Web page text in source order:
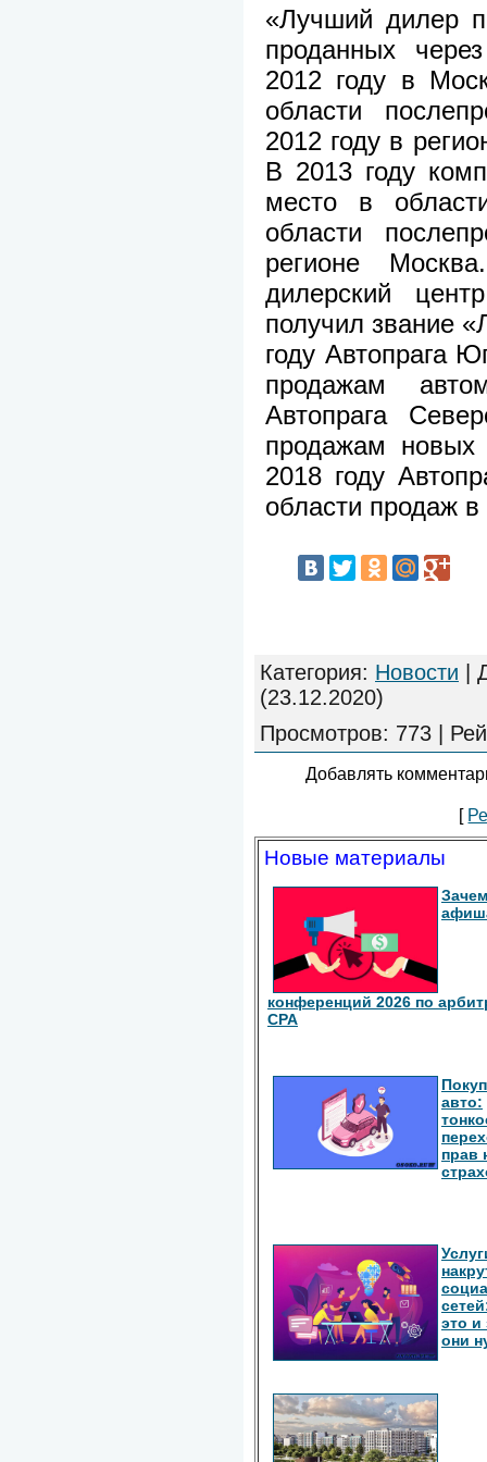
«Лучший дилер
проданных
2012 году в
области
2012 году в
В 2013 году
место в
области
регионе
дилерский
получил звание
году Автопрага
продажам
Автопрага
продажам
2018 году
области продаж
Категория: Новости |
(23.12.2020)
Просмотров: 773 |
Добавлять
[
Новые материалы
конференций 2026 по
СРА
авто:
прав
это и
они